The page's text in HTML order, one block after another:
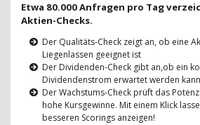
Etwa 80.000 Anfragen pro Tag
Aktien-Checks.
Der Qualitäts-Check zeigt an, ob eine
Liegenlassen geeignet ist
Der Dividenden-Check gibt an,ob ein
Dividendenstrom erwartet werden kann
Der Wachstums-Check prüft das
hohe Kursgewinne. Mit einem Klick
besseren Scorings anzeigen!